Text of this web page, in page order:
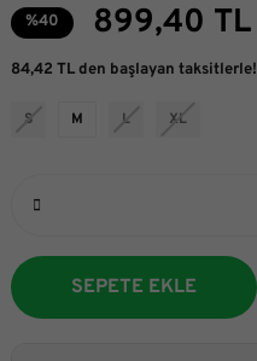
%40 899,40 TL
84,42 TL den başlayan taksitlerle!
S M L XL
SEPETE EKLE